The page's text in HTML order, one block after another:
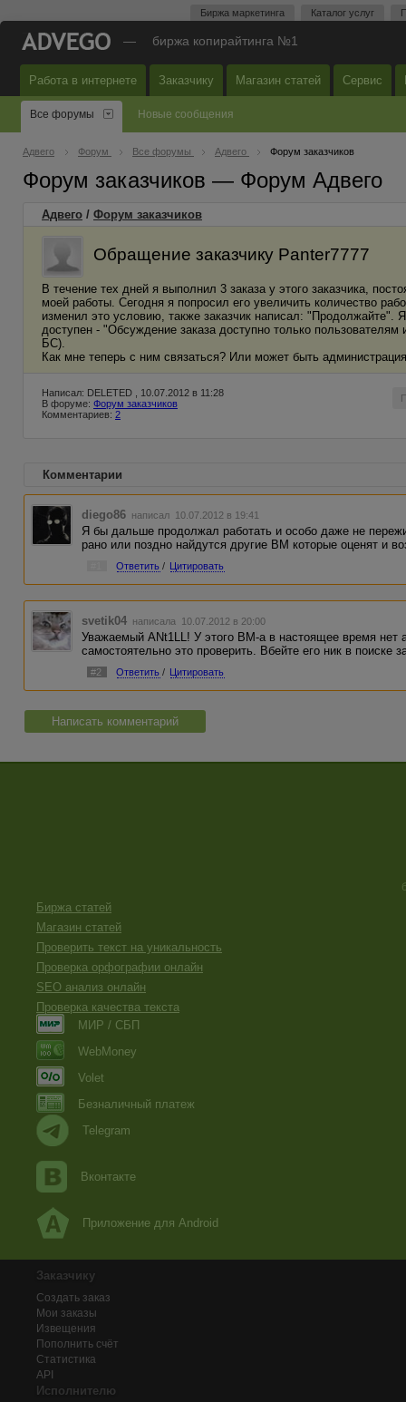
Биржа маркетинга Каталог услуг
— биржа копирайтинга №1
Работа в интернете Заказчику Магазин статей Сервис
Все форумы Новые сообщения
Адвего Форум Все форумы Адвего Форум заказчиков
Форум заказчиков — Форум Адвего
Адвего / Форум заказчиков
Обращение заказчику Panter7777
В течение тех дней я выполнил 3 заказа у этого заказчика,
моей работы. Сегодня я попросил его увеличить количество
изменил это условию, также заказчик написал:
доступен - "Обсуждение заказа доступно только
БС).
Как мне теперь с ним связаться? Или может быть
Написал: DELETED , 10.07.2012 в 11:28
В форуме: Форум заказчиков
Комментариев: 2
Комментарии
diego86 написал 10.07.2012 в 19:41
Я бы дальше продолжал работать и особо даже не
рано или поздно найдутся другие ВМ которые оценят и
Ответить / Цитировать
svetik04 написала 10.07.2012 в 20:00
Уважаемый ANt1LL! У этого ВМ-а в настоящее время нет
самостоятельно это проверить. Вбейте его ник в поиске
#2 Ответить / Цитировать
Написать комментарий
Биржа статей
Магазин статей
Проверить текст на уникальность
Проверка орфографии онлайн
SEO анализ онлайн
Проверка качества текста
МИР / СБП
WebMoney
Volet
Безналичный платеж
Telegram
Вконтакте
Приложение для Android
Заказчику
Создать заказ
Мои заказы
Извещения
Пополнить счёт
Статистика
API
Исполнителю